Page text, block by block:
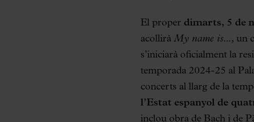
El proper dimarts, 5 de
acollirà My name is..., un
s’iniciarà oficialment la
temporada 2024-25 al
concerts al llarg de la
l’Estat espanyol de
inclou obra de Bach i de